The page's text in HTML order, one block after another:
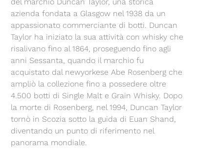
azienda fondata a Glasgow nel 1938 da un
appassionato commerciante di botti. Duncan
Taylor ha iniziato la sua attività con whisky che
risalivano fino al 1864, proseguendo fino agli
anni Sessanta, quando il marchio fu
acquistato dal newyorkese Abe Rosenberg che
ampliò la collezione fino a possedere oltre
4.500 botti di Single Malt e Grain Whisky. Dopo
la morte di Rosenberg, nel 1994, Duncan Taylor
tornò in Scozia sotto la guida di Euan Shand,
diventando un punto di riferimento nel
panorama mondiale.